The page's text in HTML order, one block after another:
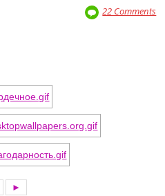
22 Comments
►